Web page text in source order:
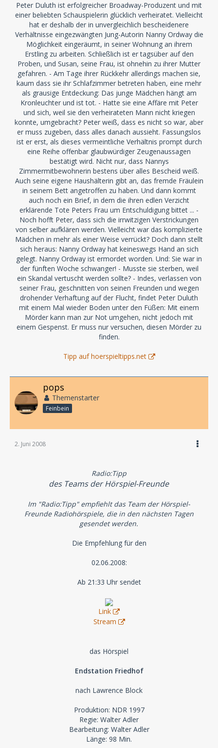
Peter Duluth ist erfolgreicher Broadway-Produzent und mit
einer beliebten Schauspielerin glücklich verheiratet. Vielleicht
hat er deshalb der in unvergleichlich bescheidenere
Verhältnisse eingezwängten Jung-Autorin Nanny Ordway die
Möglichkeit eingeräumt, in seiner Wohnung an ihrem
Erstling zu arbeiten. Schließlich ist er tagsüber auf den
Proben, und Susan, seine Frau, ist ohnehin zu ihrer Mutter
gefahren. - Am Tage ihrer Rückkehr allerdings machen sie,
kaum dass sie ihr Schlafzimmer betreten haben, eine mehr
als grausige Entdeckung: Das junge Mädchen hängt am
Kronleuchter und ist tot. - Hatte sie eine Affäre mit Peter
und sich, weil sie den verheirateten Mann nicht kriegen
konnte, umgebracht? Peter weiß, dass es nicht so war, aber
er muss zugeben, dass alles danach aussieht. Fassungslos
ist er erst, als dieses vermeintliche Verhältnis prompt durch
eine Reihe offenbar glaubwürdiger Zeugenaussagen
bestätigt wird. Nicht nur, dass Nannys
Zimmermitbewohnerin bestens über alles Bescheid weiß.
Auch seine eigene Haushälterin gibt an, das fremde Fräulein
in seinem Bett angetroffen zu haben. Und dann kommt
auch noch ein Brief, in dem die ihren edlen Verzicht
erklärende Tote Peters Frau um Entschuldigung bittet ... -
Noch hofft Peter, dass sich die irrwitzigen Verstrickungen
von selber aufklären werden. Vielleicht war das komplizierte
Mädchen in mehr als einer Weise verrückt? Doch dann stellt
sich heraus: Nanny Ordway hat keineswegs Hand an sich
gelegt. Nanny Ordway ist ermordet worden. Und: Sie war in
der fünften Woche schwanger! - Musste sie sterben, weil
ein Skandal vertuscht werden sollte? - Indes, verlassen von
seiner Frau, geschnitten von seinen Freunden und wegen
drohender Verhaftung auf der Flucht, findet Peter Duluth
mit einem Mal wieder Boden unter den Füßen: Mit einem
Mörder kann man zur Not umgehen, nicht jedoch mit
einem Gespenst. Er muss nur versuchen, diesen Mörder zu
finden.
Tipp auf hoerspieltipps.net
pops
Themenstarter
Feinbein
2. Juni 2008
Radio:Tipp
des Teams der Hörspiel-Freunde
Im "Radio:Tipp" empfiehlt das Team der Hörspiel-
Freunde Radiohörspiele, die in den nächsten Tagen
gesendet werden.
Die Empfehlung für den
02.06.2008:
Ab 21:33 Uhr sendet
Link
Stream
das Hörspiel
Endstation Friedhof
nach Lawrence Block
Produktion: NDR 1997
Regie: Walter Adler
Bearbeitung: Walter Adler
Länge: 98 Min.